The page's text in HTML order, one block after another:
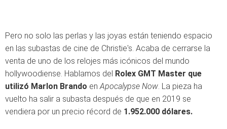
Pero no solo las perlas y las joyas están teniendo espacio
en las subastas de cine de Christie's. Acaba de cerrarse la
venta de uno de los relojes más icónicos del mundo
hollywoodiense. Hablamos del Rolex GMT Master que
utilizó Marlon Brando enApocalypse Now. La pieza ha
vuelto ha salir a subasta después de que en 2019 se
vendiera por un precio récord de 1.952.000 dólares.